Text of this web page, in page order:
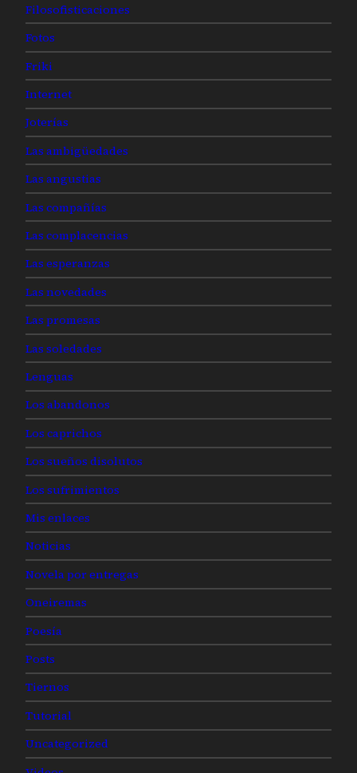
Filosofisticaciones
Fotos
Friki
Internet
Joterías
Las ambigüedades
Las angustias
Las compañías
Las complacencias
Las esperanzas
Las novedades
Las promesas
Las soledades
Lenguas
Los abandonos
Los caprichos
Los sueños disolutos
Los sufrimientos
Mis enlaces
Noticias
Novela por entregas
Oneiremas
Poesía
Posts
Tiernos
Tutorial
Uncategorized